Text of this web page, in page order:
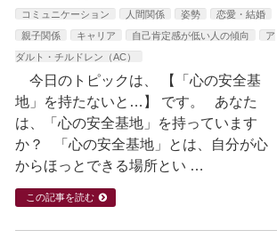
コミュニケーション
人間関係 姿勢
恋愛・結婚
親子関係
キャリア 自己肯定感が低い人の傾向
ア
ダルト・チルドレン（AC）
今日のトピックは、 【「心の安全基
地」を持たないと…】 です。 あなた
は、「心の安全基地」を持っています
か？ 「心の安全基地」とは、自分が心
からほっとできる場所とい …
この記事を読む